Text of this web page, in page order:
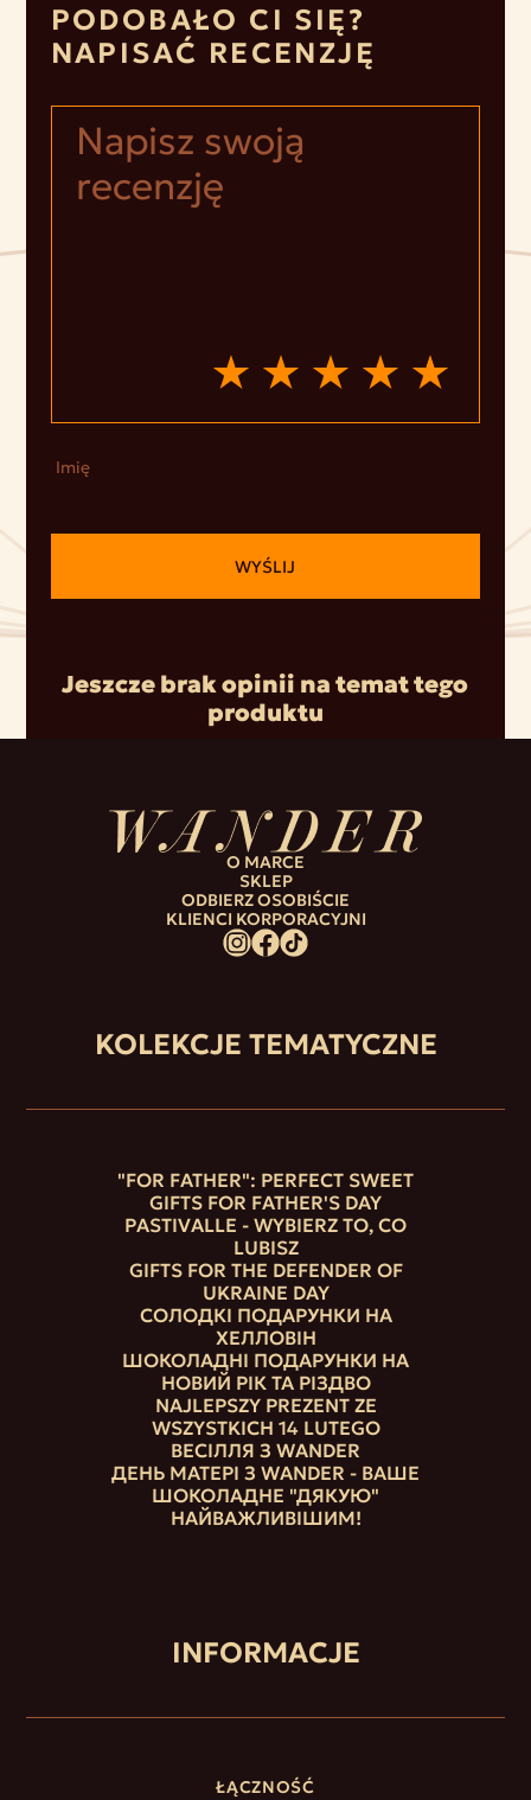
Jeszcze brak opinii na temat tego
produktu
PODOBAŁO CI SIĘ?
NAPISAĆ RECENZJĘ
Imię
WYŚLIJ
O MARCE
SKLEP
ODBIERZ OSOBIŚCIE
KLIENCI KORPORACYJNI
KOLEKCJE TEMATYCZNE
"FOR FATHER": PERFECT SWEET
GIFTS FOR FATHER'S DAY
PASTIVALLE - WYBIERZ TO, CO
LUBISZ
GIFTS FOR THE DEFENDER OF
UKRAINE DAY
СОЛОДКІ ПОДАРУНКИ НА
ХЕЛЛОВІН
ШОКОЛАДНІ ПОДАРУНКИ НА
НОВИЙ РІК ТА РІЗДВО
NAJLEPSZY PREZENT ZE
WSZYSTKICH 14 LUTEGO
ВЕСІЛЛЯ З WANDER
ДЕНЬ МАТЕРІ З WANDER - ВАШЕ
ШОКОЛАДНЕ "ДЯКУЮ"
НАЙВАЖЛИВІШИМ!
INFORMACJE
ŁĄCZNOŚĆ